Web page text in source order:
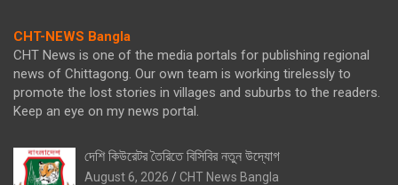
CHT-NEWS Bangla
CHT News is one of the media portals for publishing regional
news of Chittagong. Our own team is working tirelessly to
promote the lost stories in villages and suburbs to the readers.
Keep an eye on my news portal.
দেশি কিউরেটর তৈরিতে বিসিবির নতুন উদ্যোগ
August 6, 2026 CHT News Bangla